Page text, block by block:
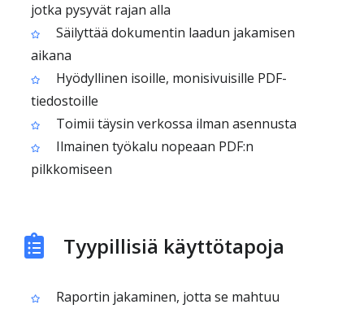
jotka pysyvät rajan alla
Säilyttää dokumentin laadun jakamisen
aikana
Hyödyllinen isoille, monisivuisille PDF-
tiedostoille
Toimii täysin verkossa ilman asennusta
Ilmainen työkalu nopeaan PDF:n
pilkkomiseen
Tyypillisiä käyttötapoja
Raportin jakaminen, jotta se mahtuu